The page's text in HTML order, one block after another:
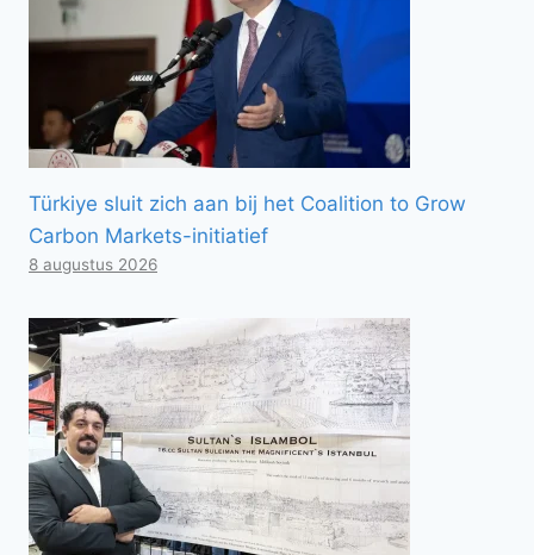
Türkiye sluit zich aan bij het Coalition to Grow
Carbon Markets-initiatief
8 augustus 2026